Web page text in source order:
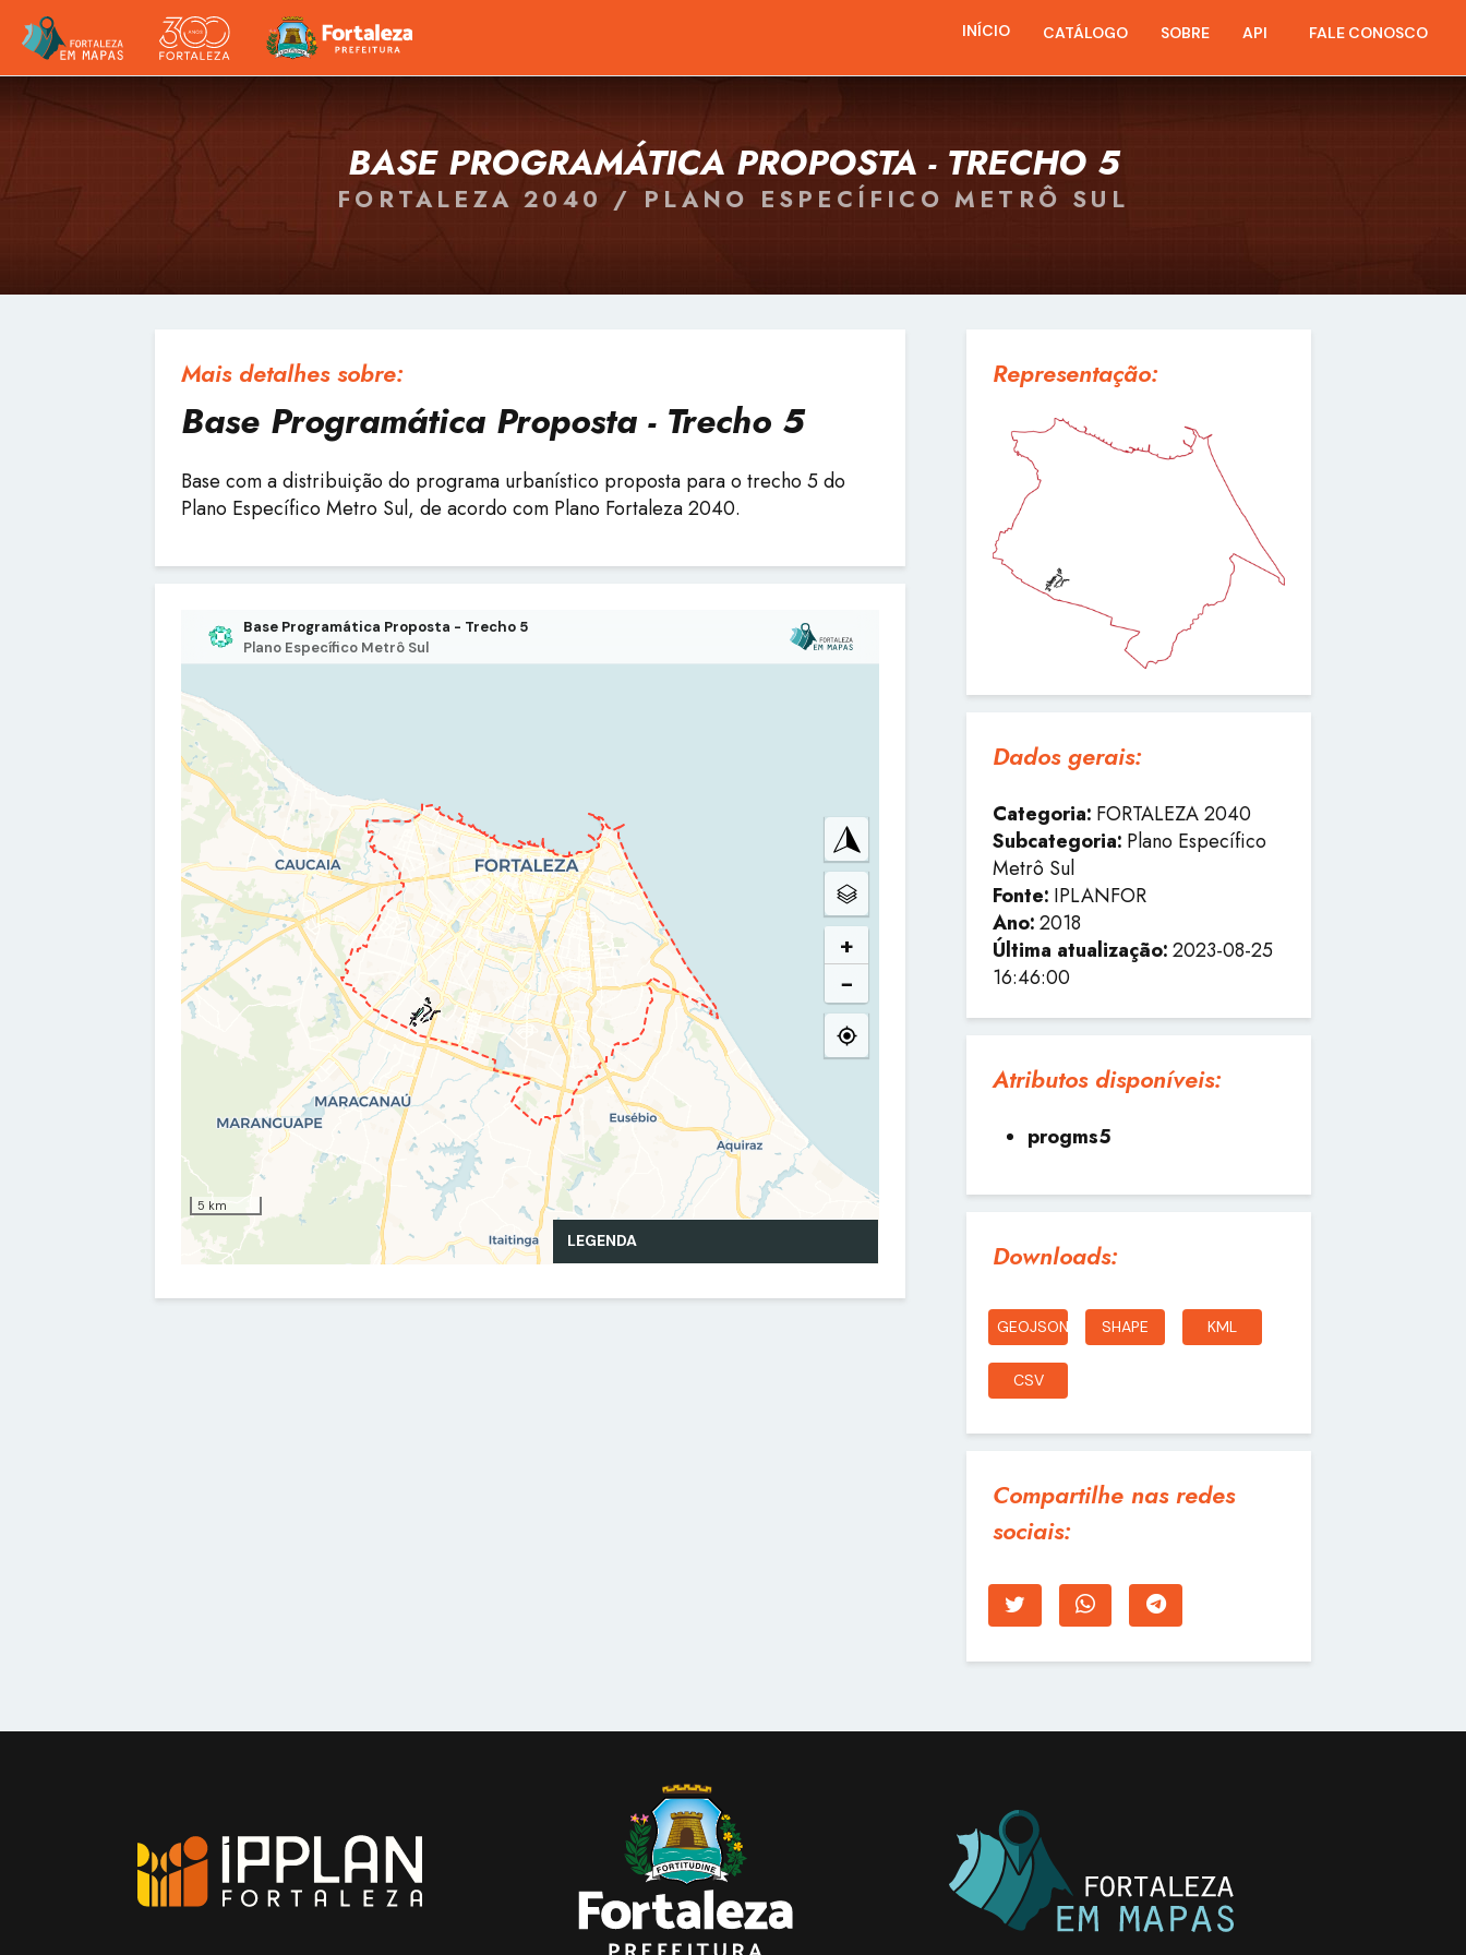
INÍCIO CATÁLOGO SOBRE API FALE CONOSCO
BASE PROGRAMÁTICA PROPOSTA - TRECHO 5
FORTALEZA 2040 / PLANO ESPECÍFICO METRÔ SUL
Mais detalhes sobre:
Base Programática Proposta - Trecho 5
Base com a distribuição do programa urbanístico proposta para o trecho 5 do
Plano Específico Metro Sul, de acordo com Plano Fortaleza 2040.
Representação:
Dados gerais:
Categoria: FORTALEZA 2040
Subcategoria: Plano Específico
Metrô Sul
Fonte: IPLANFOR
Ano:2018
Última atualização:2023-08-25
16:46:00
Atributos disponíveis:
progms5
Downloads:
GEOJSON SHAPE KML
CSV
Compartilhe nas redes
sociais: